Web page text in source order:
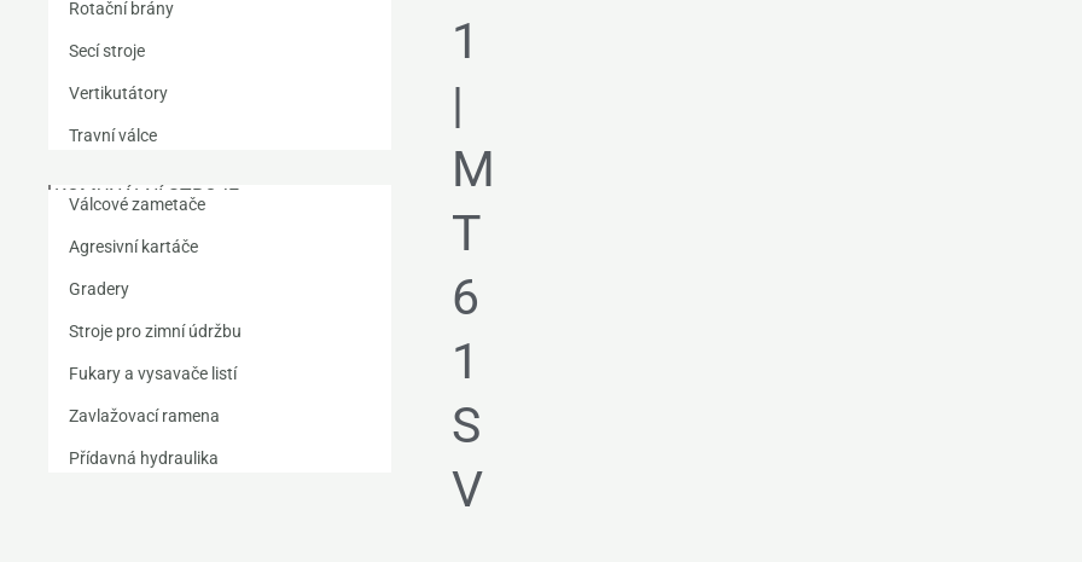
Rotační brány
Secí stroje
Vertikutátory
Travní válce
KOMUNÁLNÍ STROJE
Válcové zametače
Agresivní kartáče
Gradery
Stroje pro zimní údržbu
Fukary a vysavače listí
Zavlažovací ramena
Přídavná hydraulika
1
|
M
T
6
1
S
V